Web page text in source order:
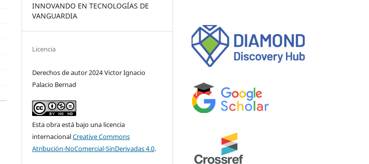
INNOVANDO EN TECNOLOGÍAS DE
VANGUARDIA
Licencia
Derechos de autor 2024 Victor Ignacio
Palacio Bernad
Esta obra está bajo una licencia
internacionalCreative Commons
Atribución-NoComercial-SinDerivadas 4.0.